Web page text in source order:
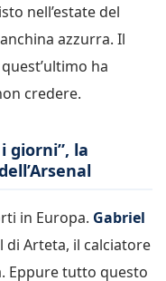
nell’estate del
azzurra. Il
ha
credere.
giorni”, la
in Europa. Gabriel
di Arteta, il calciatore
Eppure tutto questo